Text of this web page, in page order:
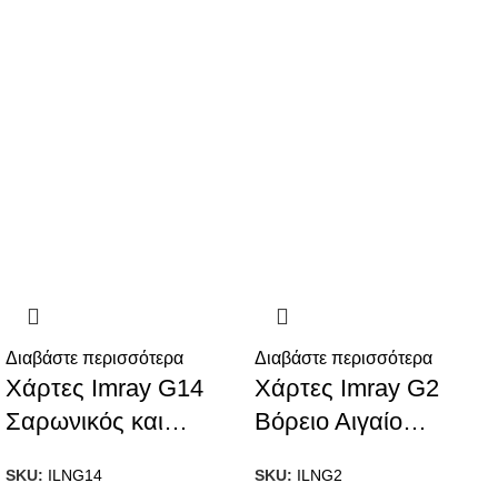
Διαβάστε περισσότερα
Χάρτες Imray G14
Σαρωνικός και
SKU: ILNG14
Διαβάστε περισσότερα
Χάρτες Imray G2
Βόρειο Αιγαίο
SKU: ILNG2